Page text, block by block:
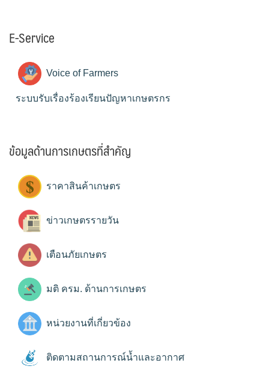
E-Service
Voice of Farmers
ระบบรับเรื่องร้องเรียนปัญหาเกษตรกร
ข้อมูลด้านการเกษตรที่สำคัญ
ราคาสินค้าเกษตร
ข่าวเกษตรรายวัน
เตือนภัยเกษตร
มติ ครม. ด้านการเกษตร
หน่วยงานที่เกี่ยวข้อง
ติดตามสถานการณ์น้ำและอากาศ